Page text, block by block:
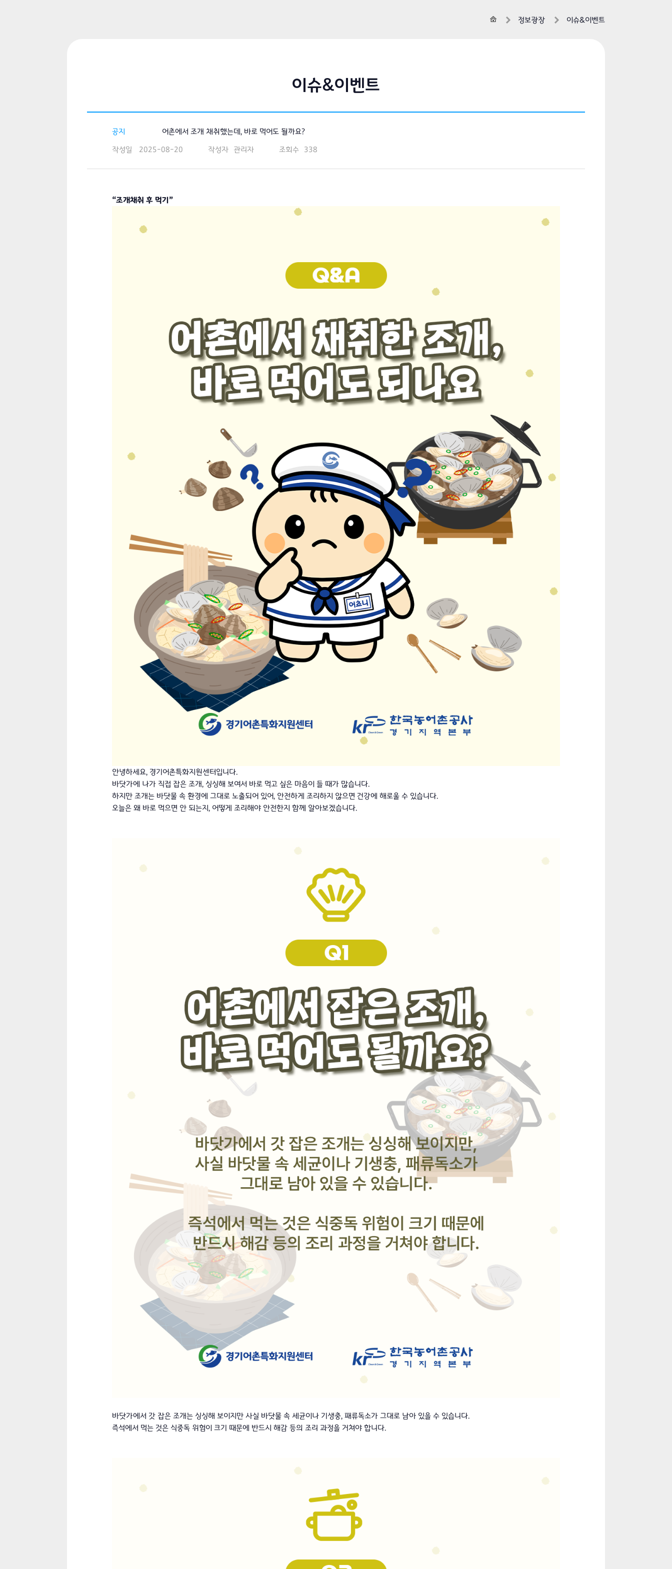
홈 정보광장 이슈&이벤트
이슈&이벤트
공지 어촌에서 조개 채취했는데, 바로 먹어도 될까요?
작성일 2025-08-20 작성자 관리자 조회수 338
“조개채취 후 먹기”
안녕하세요, 경기어촌특화지원센터입니다.
바닷가에 나가 직접 잡은 조개, 싱싱해 보여서 바로 먹고 싶은 마음이 들 때가 많습니다.
하지만 조개는 바닷물 속 환경에 그대로 노출되어 있어, 안전하게 조리하지 않으면 건강에 해로울 수 있습니다.
오늘은 왜 바로 먹으면 안 되는지, 어떻게 조리해야 안전한지 함께 알아보겠습니다.
바닷가에서 갓 잡은 조개는 싱싱해 보이지만 사실 바닷물 속 세균이나 기생충, 패류독소가 그대로 남아 있을 수 있습니다.
즉석에서 먹는 것은 식중독 위험이 크기 때문에 반드시 해감 등의 조리 과정을 거쳐야 합니다.